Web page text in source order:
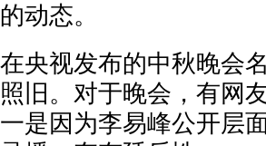
的动态。
在央视发布的中秋晚会
照旧。对于晚会，有网
一是因为李易峰公开层